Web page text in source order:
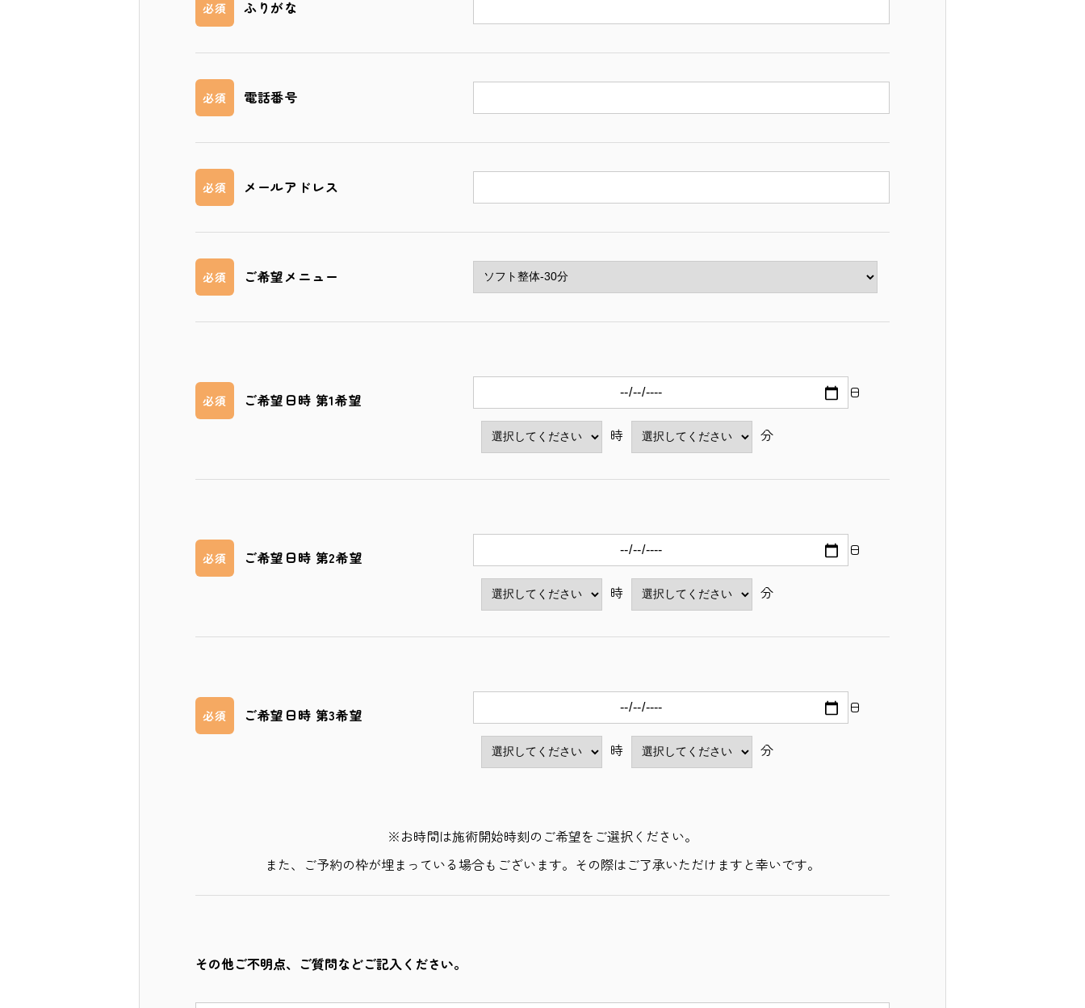
必須 ふりがな
必須 電話番号
必須 メールアドレス
必須 ご希望メニュー
必須 ご希望日時 第1希望 日
時 分
必須 ご希望日時 第2希望 日
時 分
必須 ご希望日時 第3希望 日
時 分
※お時間は施術開始時刻のご希望をご選択ください。
また、ご予約の枠が埋まっている場合もございます。その際はご了承いただけますと幸いです。
その他ご不明点、ご質問などご記入ください。